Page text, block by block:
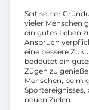
Seit seiner
vieler Menschen
ein gutes Leben
Anspruch
eine bessere
bedeutet ein
Zügen zu
Menschen, beim
Sportereignisses,
neuen Zielen.